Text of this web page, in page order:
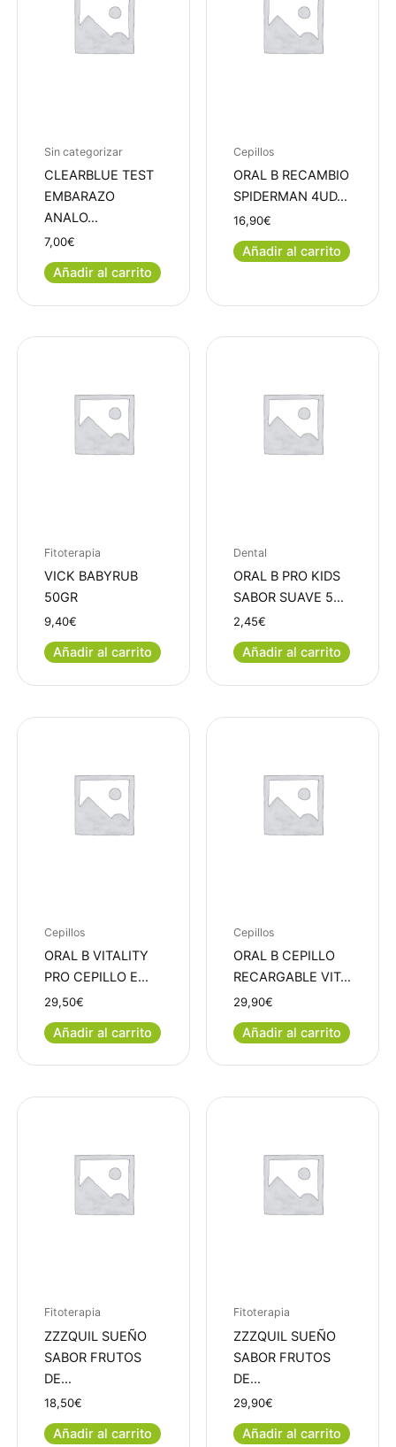
Sin categorizar
CLEARBLUE TEST
EMBARAZO
ANALO…
7,00€
Añadir al carrito
Cepillos
ORAL B RECAMBIO
SPIDERMAN 4UD…
16,90€
Añadir al carrito
Fitoterapia
VICK BABYRUB
50GR
9,40€
Añadir al carrito
Dental
ORAL B PRO KIDS
SABOR SUAVE 5…
2,45€
Añadir al carrito
Cepillos
ORAL B VITALITY
PRO CEPILLO E…
29,50€
Añadir al carrito
Cepillos
ORAL B CEPILLO
RECARGABLE VIT…
29,90€
Añadir al carrito
Fitoterapia
ZZZQUIL SUEÑO
SABOR FRUTOS
DE…
18,50€
Añadir al carrito
Fitoterapia
ZZZQUIL SUEÑO
SABOR FRUTOS
DE…
29,90€
Añadir al carrito